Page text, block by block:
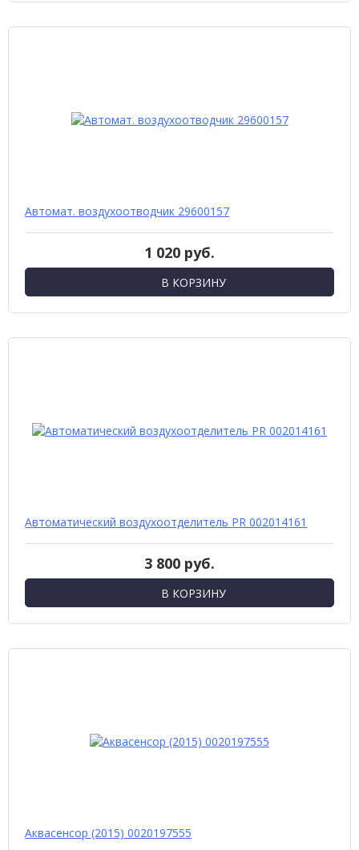
Автомат. воздухоотводчик 29600157
1 020 руб.
В КОРЗИНУ
Автоматический воздухоотделитель PR 002014161
3 800 руб.
В КОРЗИНУ
Аквасенсор (2015) 0020197555